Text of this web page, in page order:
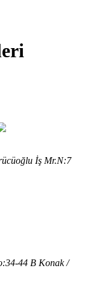
İş Mr.N:7
44 B Konak /